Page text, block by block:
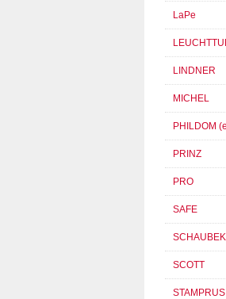
LaPe
LINDNER
MICHEL
PHILDOM
PRINZ
PRO
SAFE
SCHAUBEK
SCOTT
STAMPRUS